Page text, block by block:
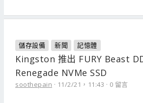
儲存設備 新聞 記憶體
Kingston 推出 FURY Beast
Renegade NVMe SSD
soothepain 11/2/21，11:43 0 留言